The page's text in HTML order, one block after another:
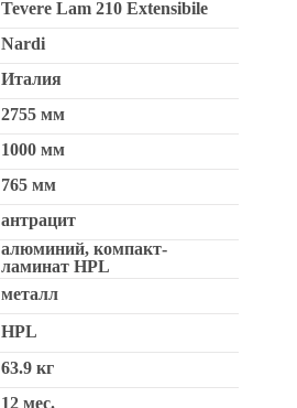
Tevere Lam 210 Extensibile
Nardi
Италия
2755 мм
1000 мм
765 мм
антрацит
алюминий, компакт-
ламинат HPL
металл
HPL
63.9 кг
12 мес.